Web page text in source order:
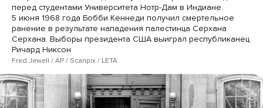
перед студентами Университета Нотр-Дам в Индиане.
5 июня 1968 года Бобби Кеннеди получил смертельное
ранение в результате нападения палестинца Серхана
Серхана. Выборы президента США выиграл республиканец
Ричард Никсон
Fred Jewell / AP / Scanpix / LETA